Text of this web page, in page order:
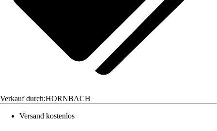
Verkauf durch:HORNBACH
Versand kostenlos